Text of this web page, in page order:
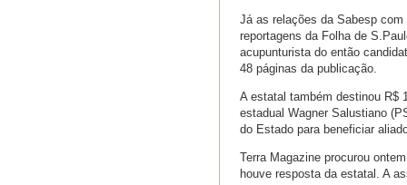
Já as relações da Sabesp
reportagens da Folha de
acupunturista do então
48 páginas da publicação.
A estatal também destinou R$
estadual Wagner Salustiano
do Estado para beneficiar
Terra Magazine procurou
houve resposta da estatal. A